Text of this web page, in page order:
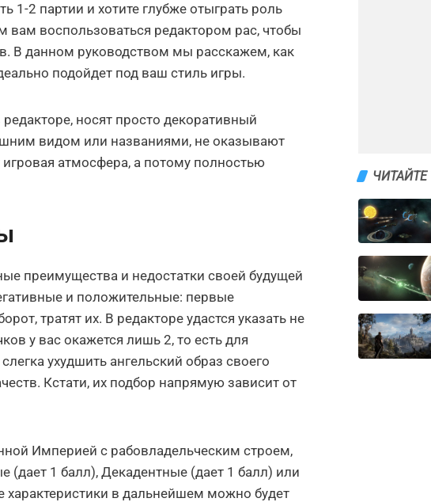
1-2 партии и хотите глубже отыграть роль
вам воспользоваться редактором рас, чтобы
В данном руководством мы расскажем, как
подойдет под ваш стиль игры.
носят просто декоративный
видом или названиями, не оказывают
атмосфера, а потому полностью
преимущества и недостатки своей будущей
и положительные: первые
тратят их. В редакторе удастся указать не
у вас окажется лишь 2, то есть для
ухудшить ангельский образ своего
Кстати, их подбор напрямую зависит от
Империей с рабовладельческим строем,
(дает 1 балл), Декадентные (дает 1 балл) или
в дальнейшем можно будет